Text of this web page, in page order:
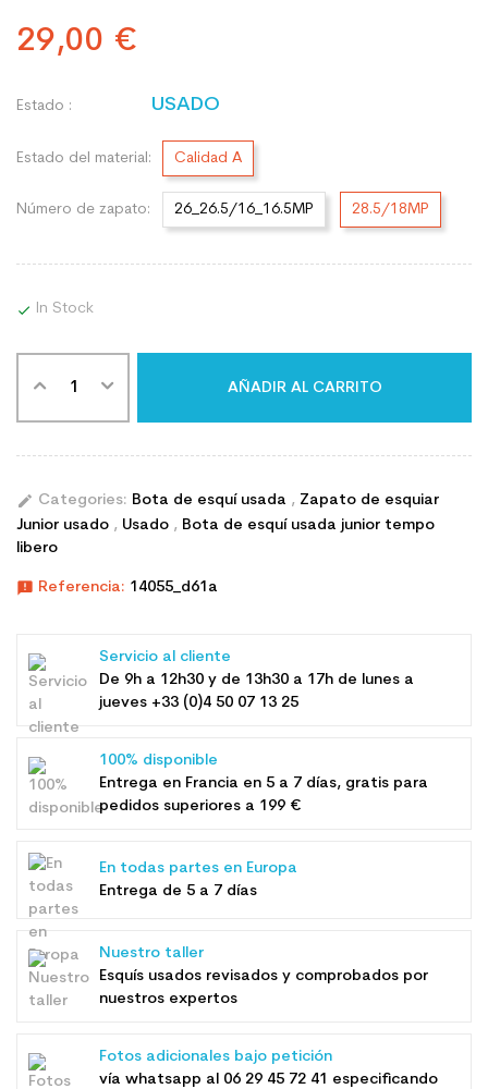
29,00 €
Estado : USADO
Estado del material: Calidad A
Número de zapato: 26_26.5/16_16.5MP 28.5/18MP
 In Stock
AÑADIR AL CARRITO
edit Categories: Bota de esquí usada , Zapato de esquiar
Junior usado , Usado , Bota de esquí usada junior tempo
libero
announcement Referencia: 14055_d61a
Servicio al cliente
De 9h a 12h30 y de 13h30 a 17h de lunes a
jueves +33 (0)4 50 07 13 25
100% disponible
Entrega en Francia en 5 a 7 días, gratis para
pedidos superiores a 199 €
En todas partes en Europa
Entrega de 5 a 7 días
Nuestro taller
Esquís usados ​​revisados ​​y comprobados por
nuestros expertos
Fotos adicionales bajo petición
vía whatsapp al 06 29 45 72 41 especificando